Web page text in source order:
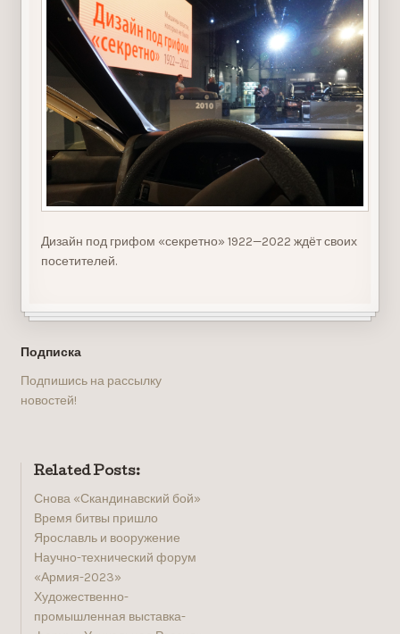
Дизайн под грифом «секретно» 1922—2022 ждёт своих
посетителей.
Подписка
Подпишись на рассылку
новостей!
Related Posts:
Снова «Скандинавский бой»
Время битвы пришло
Ярославль и вооружение
Научно-технический форум
«Армия-2023»
Художественно-
промышленная выставка-